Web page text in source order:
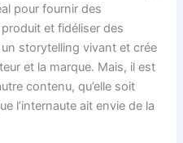
pour fournir des
et fidéliser des
storytelling vivant et crée
et la marque. Mais, il est
contenu, qu’elle soit
l’internaute ait envie de la